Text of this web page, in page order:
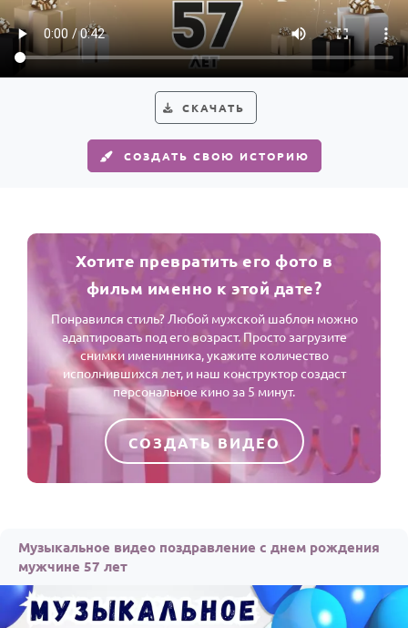
СКАЧАТЬ
СОЗДАТЬ СВОЮ ИСТОРИЮ
Хотите превратить его фото в
фильм именно к этой дате?
Понравился стиль? Любой мужской шаблон можно
адаптировать под его возраст. Просто загрузите
снимки именинника, укажите количество
исполнившихся лет, и наш конструктор создаст
персональное кино за 5 минут.
СОЗДАТЬ ВИДЕО
Музыкальное видео поздравление с днем рождения
мужчине 57 лет